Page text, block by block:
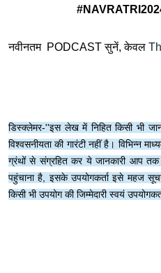
नवीनतम PODCAST सुनें, केवल
डिस्क्लेमर-''इस लेख में निहित किसी भी
विश्वसनीयता की गारंटी नहीं है। विभिन्न
ग्रंथों से संग्रहित कर ये जानकारी आप तक
पहुंचाना है, इसके उपयोगकर्ता इसे महज
किसी भी उपयोग की जिम्मेदारी स्वयं